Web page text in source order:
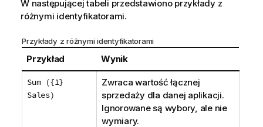
W następującej tabeli przedstawiono przykłady z
różnymi identyfikatorami.
Przykłady z różnymi identyfikatorami
Przykład Wynik
Sum ({1}
Sales)
Zwraca wartość łącznej
sprzedaży dla danej aplikacji.
Ignorowane są wybory, ale nie
wymiary.